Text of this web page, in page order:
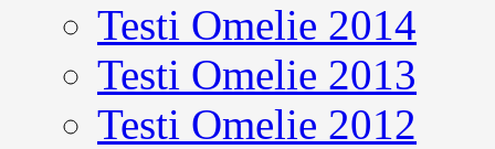
Testi Omelie 2014
Testi Omelie 2013
Testi Omelie 2012